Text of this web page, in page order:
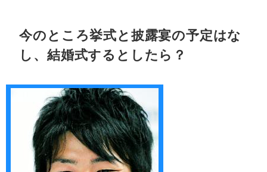
今のところ挙式と披露宴の予定はな
し、結婚式するとしたら？